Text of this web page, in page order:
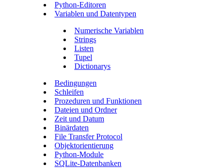
Python-Editoren
Variablen und Datentypen
Numerische Variablen
Strings
Listen
Tupel
Dictionarys
Bedingungen
Schleifen
Prozeduren und Funktionen
Dateien und Ordner
Zeit und Datum
Binärdaten
File Transfer Protocol
Objektorientierung
Python-Module
SQLite-Datenbanken